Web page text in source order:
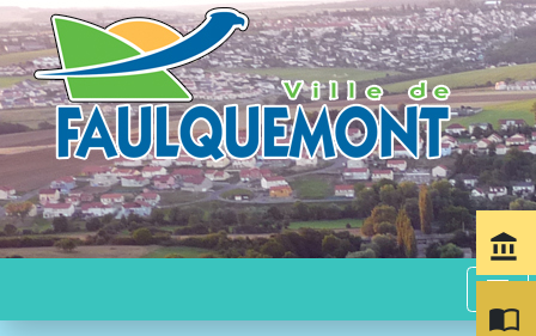
menu
account_balance
import_contacts